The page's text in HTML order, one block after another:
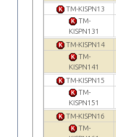
TM-KISPN13
TM-
KISPN131
TM-KISPN14
TM-
KISPN141
TM-KISPN15
TM-
KISPN151
TM-KISPN16
TM-